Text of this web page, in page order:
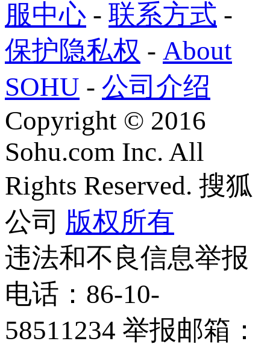
服中心 - 联系方式 -
保护隐私权 - About
SOHU - 公司介绍
Copyright © 2016
Sohu.com Inc. All
Rights Reserved. 搜狐
公司 版权所有
违法和不良信息举报
电话：86-10-
58511234 举报邮箱：